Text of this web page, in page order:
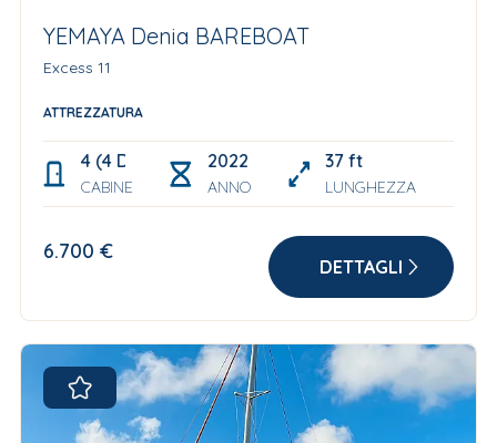
YEMAYA Denia BAREBOAT
Excess 11
ATTREZZATURA
4 (4 Double+ 2 berths in the bow for Skipper and
CABINE
2022
ANNO
37 ft
LUNGHEZZA
6.700 €
DETTAGLI